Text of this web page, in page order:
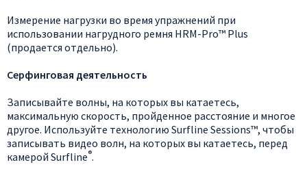
Измерение нагрузки во время упражнений при
использовании нагрудного ремня HRM-Pro™ Plus
(продается отдельно).
Серфинговая деятельность
Записывайте волны, на которых вы катаетесь,
максимальную скорость, пройденное расстояние и многое
другое. Используйте технологию Surfline Sessions™, чтобы
записывать видео волн, на которых вы катаетесь, перед
камерой Surfline®.